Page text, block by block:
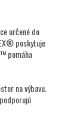
určené do
poskytuje
pomáha
na výbavu.